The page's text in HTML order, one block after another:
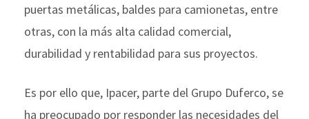
puertas metálicas, baldes para camionetas, entre
otras, con la más alta calidad comercial,
durabilidad y rentabilidad para sus proyectos.
Es por ello que, Ipacer, parte del Grupo Duferco, se
ha preocupado por responder las necesidades del